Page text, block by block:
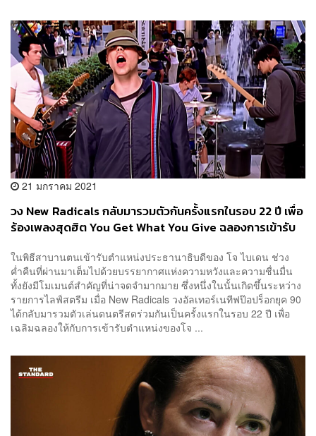
21 มกราคม 2021
วง New Radicals กลับมารวมตัวกันครั้งแรกในรอบ 22 ปี เพื่อ
ร้องเพลงสุดฮิต You Get What You Give ฉลองการเข้ารับ
ในพิธีสาบานตนเข้ารับตำแหน่งประธานาธิบดีของ โจ ไบเดน ช่วง
ค่ำคืนที่ผ่านมาเต็มไปด้วยบรรยากาศแห่งความหวังและความชื่นมื่น
ทั้งยังมีโมเมนต์สำคัญที่น่าจดจำมากมาย ซึ่งหนึ่งในนั้นเกิดขึ้นระหว่าง
รายการไลฟ์สตรีม เมื่อ New Radicals วงอัลเทอร์เนทีฟป๊อปร็อกยุค 90
ได้กลับมารวมตัวเล่นดนตรีสดร่วมกันเป็นครั้งแรกในรอบ 22 ปี เพื่อ
เฉลิมฉลองให้กับการเข้ารับตำแหน่งของโจ ...